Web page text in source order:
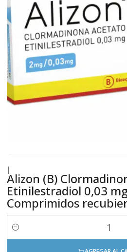
|
Alizon (B)
Etinilestradiol 0,03
Comprimidos
Cantidad